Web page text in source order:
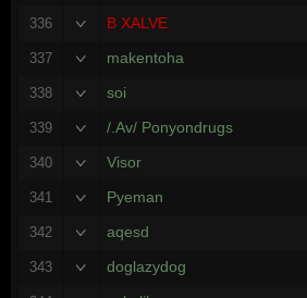
336 B XALVE
337 makentoha
338 soi
339 /.Av/ Ponyondrugs
340 Visor
341 Pyeman
342 aqesd
343 doglazydog